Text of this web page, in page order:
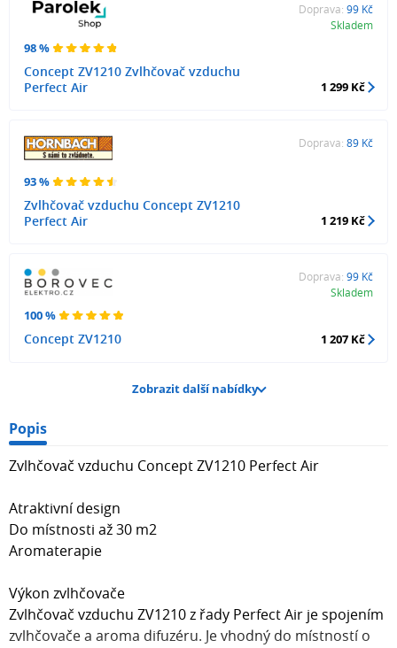
98 %
Concept ZV1210 Zvlhčovač vzduchu
Perfect Air
Doprava: 99 Kč
Skladem
1 299 Kč
93 %
Zvlhčovač vzduchu Concept ZV1210
Perfect Air
Doprava: 89 Kč
1 219 Kč
100 %
Concept ZV1210
Doprava: 99 Kč
Skladem
1 207 Kč
Zobrazit další nabídky
Popis
Zvlhčovač vzduchu Concept ZV1210 Perfect Air
Atraktivní design
Do místnosti až 30 m2
Aromaterapie
Výkon zvlhčovače
Zvlhčovač vzduchu ZV1210 z řady Perfect Air je spojením
zvlhčovače a aroma difuzéru. Je vhodný do místností o